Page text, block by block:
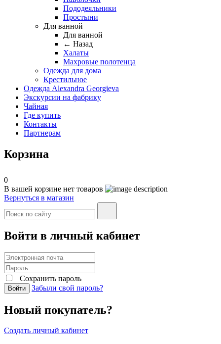
Пододеяльники
Простыни
Для ванной
Для ванной
← Назад
Халаты
Махровые полотенца
Одежда для дома
Крестильное
Одежда Alexandra Georgieva
Экскурсии на фабрику
Чайная
Где купить
Контакты
Партнерам
Корзина
0
В вашей корзине нет товаров
Вернуться в магазин
Войти в личный кабинет
Сохранить пароль
Войти Забыли свой пароль?
Новый покупатель?
Создать личный кабинет